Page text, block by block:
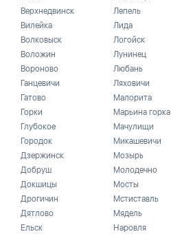
Верхнедвинск
Вилейка
Волковыск
Воложин
Вороново
Ганцевичи
Гатово
Горки
Глубокое
Городок
Дзержинск
Добруш
Докшицы
Дрогичин
Дятлово
Ельск
Лепель
Лида
Логойск
Лунинец
Любань
Ляховичи
Малорита
Марьина горка
Мачулищи
Микашевичи
Мозырь
Молодечно
Мосты
Мстиставль
Мядель
Наровля